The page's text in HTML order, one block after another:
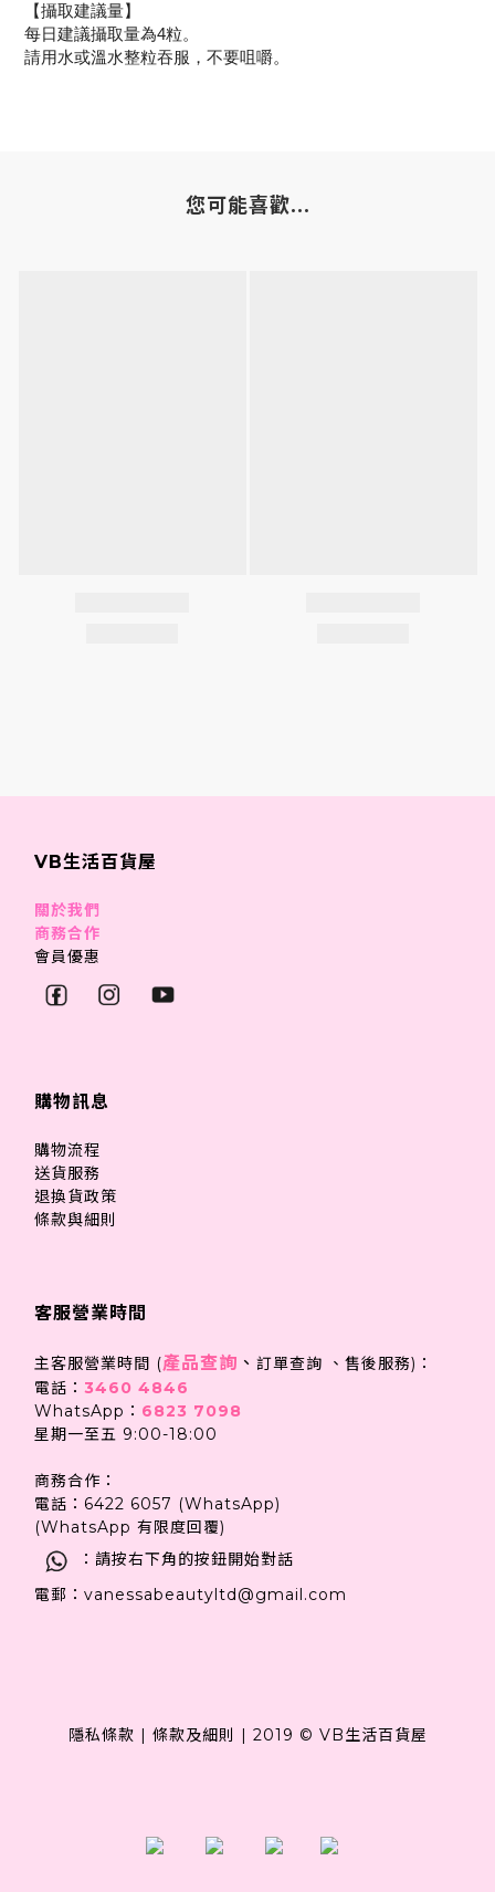
【攝取建議量】
每日建議攝取量為4粒。
請用水或溫水整粒吞服，不要咀嚼。
您可能喜歡...
VB生活百貨屋
關於我們
商務合作
會員優惠
購物訊息
購物流程
送貨服務
退換貨政策
條款與細則
客服營業時間
主客服營業時間 (產品查詢 、 訂單查詢 、售後服務)：
電話： 3460 4846
WhatsApp： 6823 7098
星期一至五 9:00-18:00
商務合作：
電話：6422 6057 (WhatsApp)
(WhatsApp 有限度回覆)
：請按右下角的按鈕開始對話
電郵：vanessabeautyltd@gmail.com
隱私條款 | 條款及細則 | 2019 © VB生活百貨屋